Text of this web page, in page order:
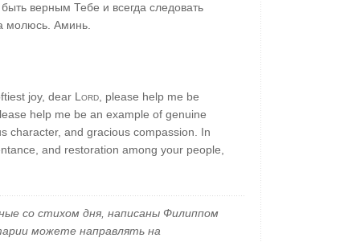
верным Тебе и всегда следовать
молюсь. Аминь.
joy, dear Lord , please help me be
help me be an example of genuine
character, and gracious compassion. In
and restoration among your people,
со стихом дня, написаны Филиппом
можете направлять на